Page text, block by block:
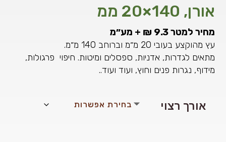
אורן, 140×20 ממ
מחיר למטר 9.3 ₪ + מע״מ
עץ מהוקצע בעובי 20 מ״מ וברוחב 140 מ״מ.
מתאים לגדרות, אדניות, ספסלים ומיטות. חיפוי פרגולות,
מידוף, נגרות פנים וחוץ, ועוד ועוד..
אורך רצוי